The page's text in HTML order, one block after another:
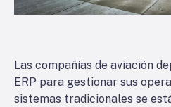
Las compañías de aviación
ERP para gestionar sus
sistemas tradicionales se